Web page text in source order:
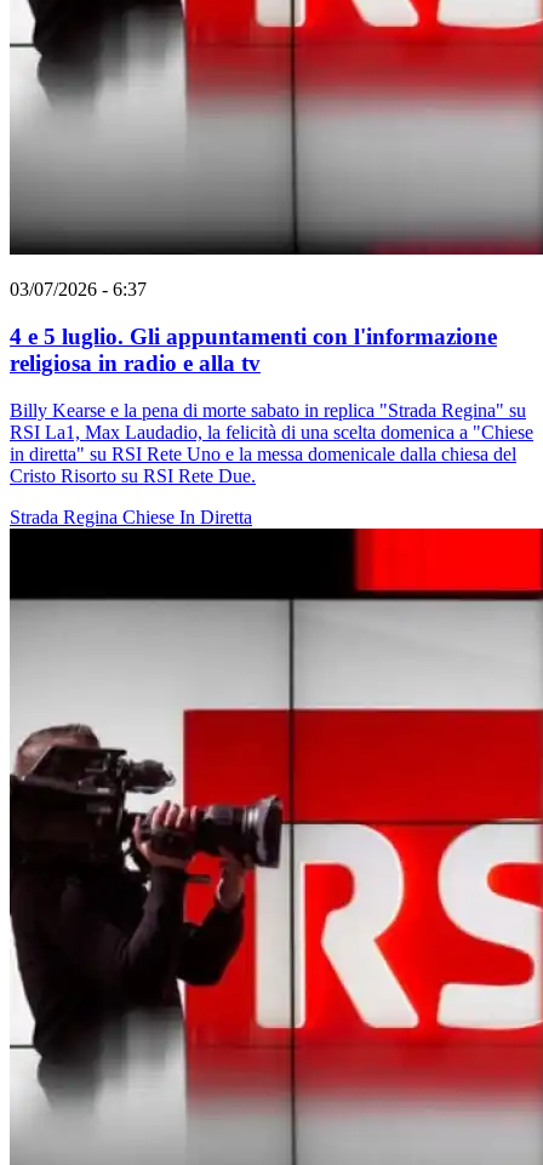
03/07/2026 - 6:37
4 e 5 luglio. Gli appuntamenti con l'informazione
religiosa in radio e alla tv
Billy Kearse e la pena di morte sabato in replica "Strada Regina" su
RSI La1, Max Laudadio, la felicità di una scelta domenica a "Chiese
in diretta" su RSI Rete Uno e la messa domenicale dalla chiesa del
Cristo Risorto su RSI Rete Due.
Strada Regina Chiese In Diretta